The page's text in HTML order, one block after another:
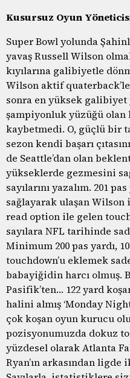
Kusursuz Oyun
Super Bowl yolunda
yavaş Russell Wilson
kıyılarına galibiyetle
Wilson aktif
sonra en yüksek
şampiyonluk yüzüğü olan
kaybetmedi. O, güçlü bir
sezon kendi başarı
de Seattle’dan olan
yükseklerde gezmesini
sayılarını yazalım. 201
sağlayarak ulaşan
read option ile gelen
sayılara NFL tarihinde
Minimum 200 pas yardı,
touchdown’u eklemek
babayiğidin harcı olmuş.
Pasifik’ten… 122 yard
halini almış ‘Monday
çok koşan oyun kurucu
pozisyonumuzda dokuz
yüzdesel olarak Atlanta
Ryan’ın arkasından